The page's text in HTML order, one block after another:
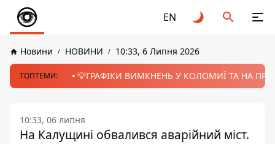
EN
Новини НОВИНИ 10:33, 6 Липня 2026
ТОПТЕМИ: 💡ГРАФІКИ ВИМКНЕНЬ У КОЛОМИЇ ТА НА
10:33, 06 липня
На Калущині обвалився аварійний міст.